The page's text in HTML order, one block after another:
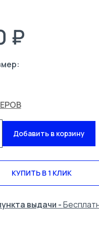
₽
Добавить в корзину
КУПИТЬ В 1 КЛИК
выдачи -